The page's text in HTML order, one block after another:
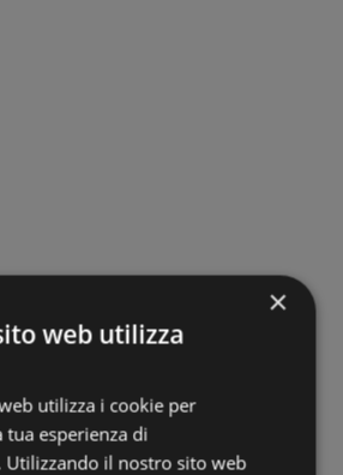
e Carrozzerie nelle
×
web utilizza
utilizza i cookie per
esperienza di
Utilizzando il nostro sito web